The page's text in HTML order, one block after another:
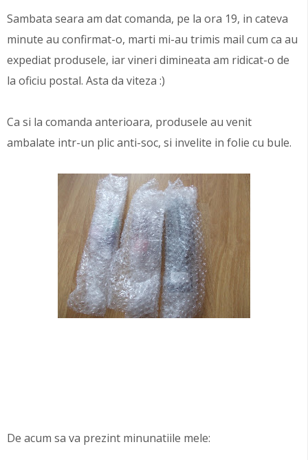
Sambata seara am dat comanda, pe la ora 19, in cateva
minute au confirmat-o, marti mi-au trimis mail cum ca au
expediat produsele, iar vineri dimineata am ridicat-o de
la oficiu postal. Asta da viteza :)
Ca si la comanda anterioara, produsele au venit
ambalate intr-un plic anti-soc, si invelite in folie cu bule.
De acum sa va prezint minunatiile mele: